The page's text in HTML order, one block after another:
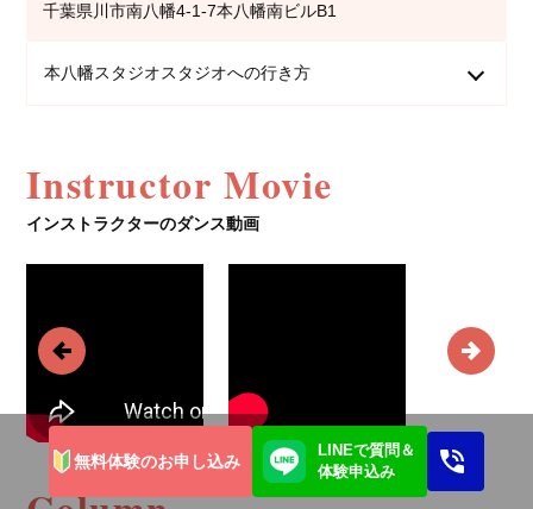
無料体験のお申し込み
LINEで質問＆
体験申込み
千葉県川市南八幡4-1-7本八幡南ビルB1
本八幡スタジオスタジオへの行き方
Instructor Movie
インストラクターのダンス動画